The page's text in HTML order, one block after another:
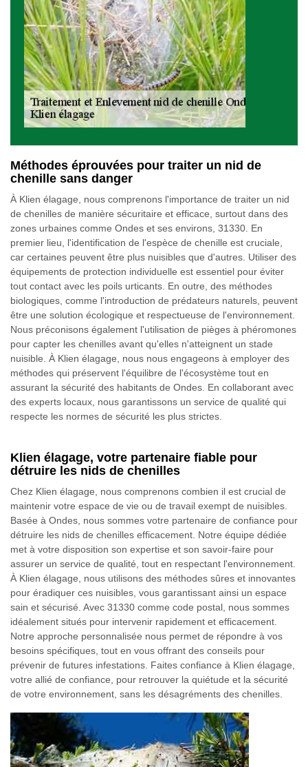
Méthodes éprouvées pour traiter un nid de
chenille sans danger
À Klien élagage, nous comprenons l'importance de traiter un nid
de chenilles de manière sécuritaire et efficace, surtout dans des
zones urbaines comme Ondes et ses environs, 31330. En
premier lieu, l'identification de l'espèce de chenille est cruciale,
car certaines peuvent être plus nuisibles que d'autres. Utiliser des
équipements de protection individuelle est essentiel pour éviter
tout contact avec les poils urticants. En outre, des méthodes
biologiques, comme l'introduction de prédateurs naturels, peuvent
être une solution écologique et respectueuse de l'environnement.
Nous préconisons également l'utilisation de pièges à phéromones
pour capter les chenilles avant qu'elles n'atteignent un stade
nuisible. À Klien élagage, nous nous engageons à employer des
méthodes qui préservent l'équilibre de l'écosystème tout en
assurant la sécurité des habitants de Ondes. En collaborant avec
des experts locaux, nous garantissons un service de qualité qui
respecte les normes de sécurité les plus strictes.
Klien élagage, votre partenaire fiable pour
détruire les nids de chenilles
Chez Klien élagage, nous comprenons combien il est crucial de
maintenir votre espace de vie ou de travail exempt de nuisibles.
Basée à Ondes, nous sommes votre partenaire de confiance pour
détruire les nids de chenilles efficacement. Notre équipe dédiée
met à votre disposition son expertise et son savoir-faire pour
assurer un service de qualité, tout en respectant l'environnement.
À Klien élagage, nous utilisons des méthodes sûres et innovantes
pour éradiquer ces nuisibles, vous garantissant ainsi un espace
sain et sécurisé. Avec 31330 comme code postal, nous sommes
idéalement situés pour intervenir rapidement et efficacement.
Notre approche personnalisée nous permet de répondre à vos
besoins spécifiques, tout en vous offrant des conseils pour
prévenir de futures infestations. Faites confiance à Klien élagage,
votre allié de confiance, pour retrouver la quiétude et la sécurité
de votre environnement, sans les désagréments des chenilles.